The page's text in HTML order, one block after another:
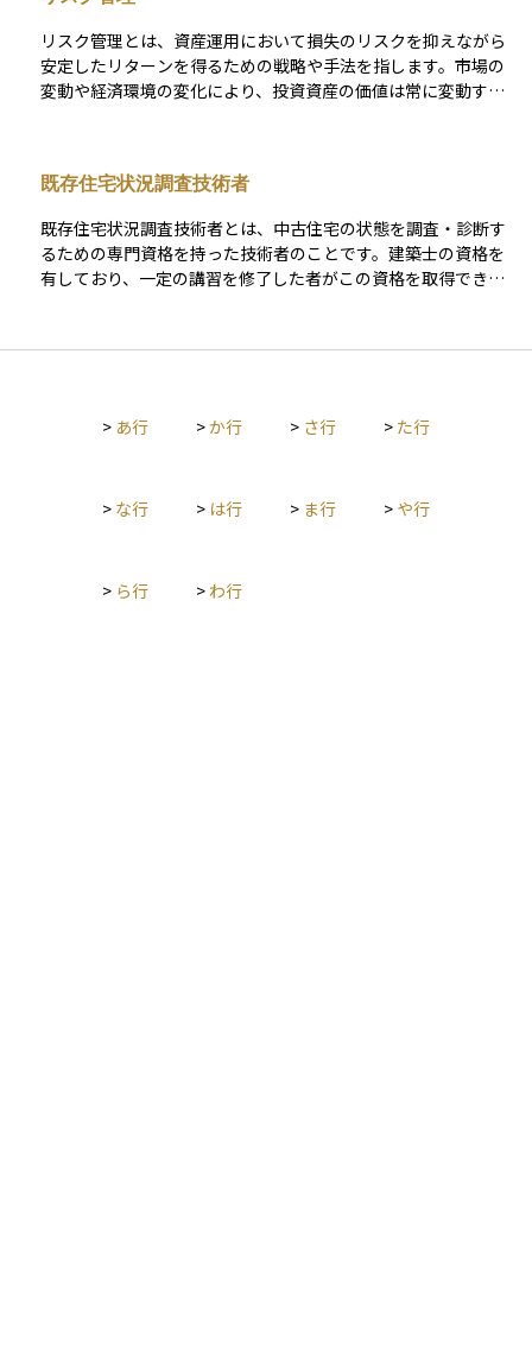
動産投資を行う際にこの資格者が関与することで、契約内容や
リスクの確認が適切に行われ、より安心して投資判断ができる
ようになります。
リスク管理とは、資産運用において損失のリスクを抑えながら
安定したリターンを得るための戦略や手法を指します。市場の
変動や経済環境の変化により、投資資産の価値は常に変動する
（損切り）ルールを設定するなどの方法があります。また、長
期的な視点でリスク許容度を考慮しながらポートフォリオを調
整することも有効です。適切なリスク管理を行うことで、市場
の急変動時にも冷静に対応し、資産の保全と成長のバランスを
取ることが可能になります。
既存住宅状況調査技術者
既存住宅状況調査技術者とは、中古住宅の状態を調査・診断す
るための専門資格を持った技術者のことです。建築士の資格を
有しており、一定の講習を修了した者がこの資格を取得できま
づき、特に不動産の売買時に行う「既存住宅状況調査（インス
す。資産運用の観点では、物件選びの精度を高め、思わぬ出費
> あ行 >か行 > さ行 > た行
> な行 > は行 > ま行 > や行
> ら行 > わ行